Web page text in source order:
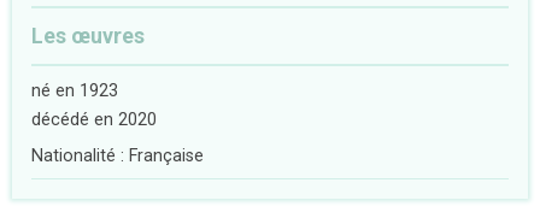
Les œuvres
né en 1923
décédé en 2020
Nationalité : Française